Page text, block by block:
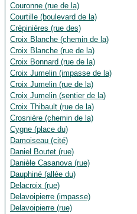
Couronne (rue de la)
Courtille (boulevard de la)
Crépinières (rue des)
Croix Blanche (chemin de la)
Croix Blanche (rue de la)
Croix Bonnard (rue de la)
Croix Jumelin (impasse de la)
Croix Jumelin (rue de la)
Croix Jumelin (sentier de la)
Croix Thibault (rue de la)
Crosnière (chemin de la)
Cygne (place du)
Damoiseau (cité)
Daniel Boutet (rue)
Danièle Casanova (rue)
Dauphiné (allée du)
Delacroix (rue)
Delavoipierre (impasse)
Delavoipierre (rue)